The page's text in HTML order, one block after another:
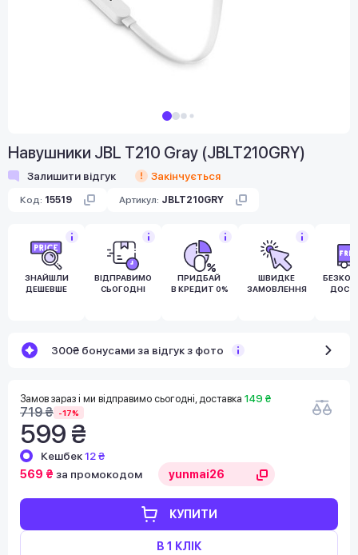
Навушники JBL T210 Gray (JBLT210GRY)
Залишити відгук Закінчується
Код: 15519 Артикул: JBLT210GRY
ЗНАЙШЛИ
ДЕШЕВШЕ
ВІДПРАВИМО
СЬОГОДНІ
ПРИДБАЙ
В КРЕДИТ 0%
ШВИДКЕ
ЗАМОВЛЕННЯ
300₴ бонусами за відгук з фото
Замов зараз і ми відправимо сьогодні, доставка 149 ₴
719 ₴ -17%
599 ₴
КУПИТИ
В 1 КЛІК
Кешбек12 ₴
569 ₴ за промокодом